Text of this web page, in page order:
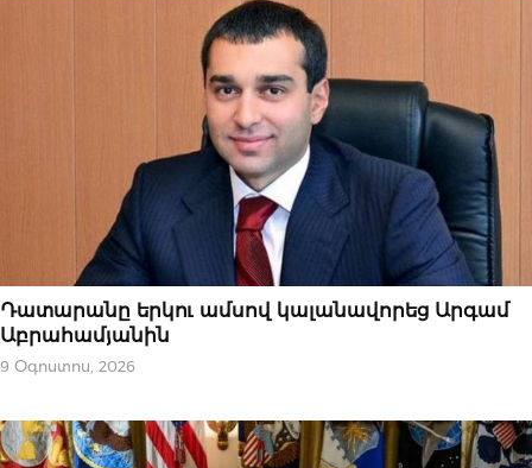
ՆՈՐՈՒԹՅՈՒՆՆԵՐ
Դատարանը երկու ամսով կալանավորեց Արգամ
Աբրահամյանին
9 Օգոստոս, 2026